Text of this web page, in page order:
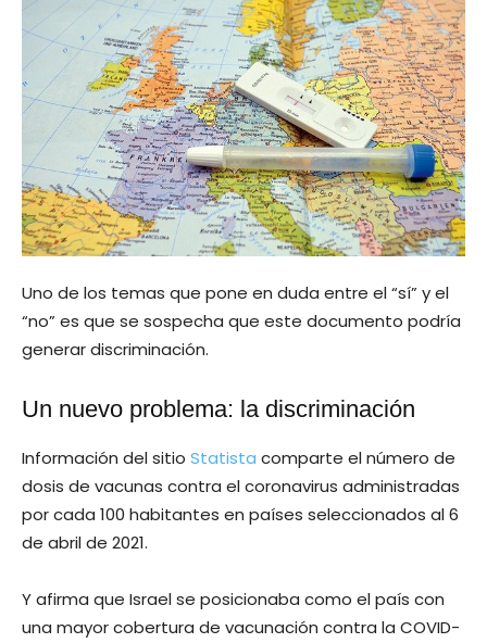
Uno de los temas que pone en duda entre el “sí” y el
“no” es que se sospecha que este documento podría
generar discriminación.
Un nuevo problema: la discriminación
Información del sitio Statista comparte el número de
dosis de vacunas contra el coronavirus administradas
por cada 100 habitantes en países seleccionados al 6
de abril de 2021.
Y afirma que Israel se posicionaba como el país con
una mayor cobertura de vacunación contra la COVID-